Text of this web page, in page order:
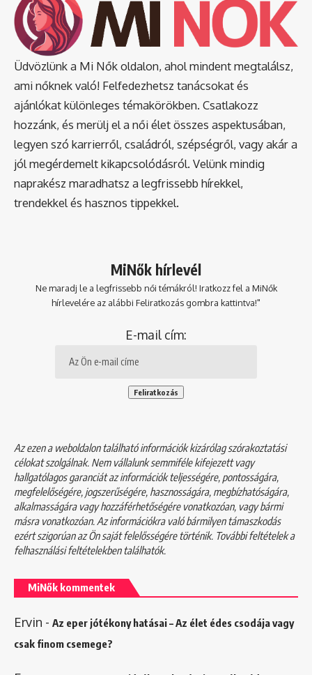
Üdvözlünk a Mi Nők oldalon, ahol mindent megtalálsz,
ami nőknek való! Felfedezhetsz tanácsokat és
ajánlókat különleges témakörökben. Csatlakozz
hozzánk, és merülj el a női élet összes aspektusában,
legyen szó karrierről, családról, szépségről, vagy akár a
jól megérdemelt kikapcsolódásról. Velünk mindig
naprakész maradhatsz a legfrissebb hírekkel,
trendekkel és hasznos tippekkel.
MiNők hírlevél
Ne maradj le a legfrissebb női témákról! Iratkozz fel a MiNők
hírlevelére az alábbi Feliratkozás gombra kattintva!"
E-mail cím:
Az ezen a weboldalon található információk kizárólag szórakoztatási
célokat szolgálnak. Nem vállalunk semmiféle kifejezett vagy
hallgatólagos garanciát az információk teljességére, pontosságára,
megfelelőségére, jogszerűségére, hasznosságára, megbízhatóságára,
alkalmasságára vagy hozzáférhetőségére vonatkozóan, vagy bármi
másra vonatkozóan. Az információkra való bármilyen támaszkodás
ezért szigorúan az Ön saját felelősségére történik. További feltételek a
felhasználási feltételekbentalálhatók.
MiNők kommentek
Ervin - Az eper jótékony hatásai – Az élet édes csodája vagy
csak finom csemege?